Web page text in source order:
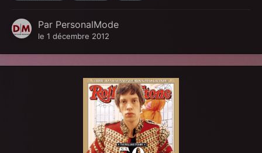
Par PersonalMode
le 1 décembre 2012